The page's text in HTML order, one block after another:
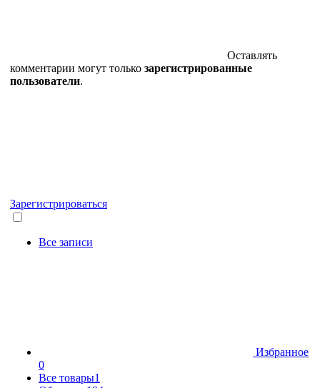
Оставлять
комментарии могут только зарегистрированные
пользователи.
Зарегистрироваться
Все записи
Избранное
0
Все товары1